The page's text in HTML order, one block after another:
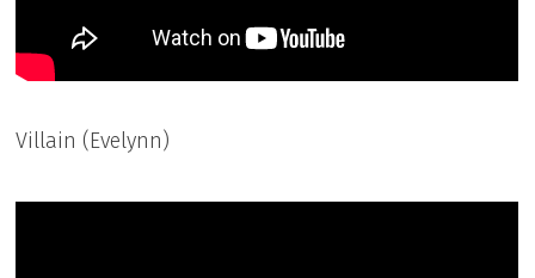
Villain (Evelynn)